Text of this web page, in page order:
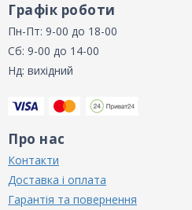
Графік роботи
Пн-Пт: 9-00 до 18-00
Сб: 9-00 до 14-00
Нд: вихідний
Про нас
Контакти
Доставка і оплата
Гарантія та повернення